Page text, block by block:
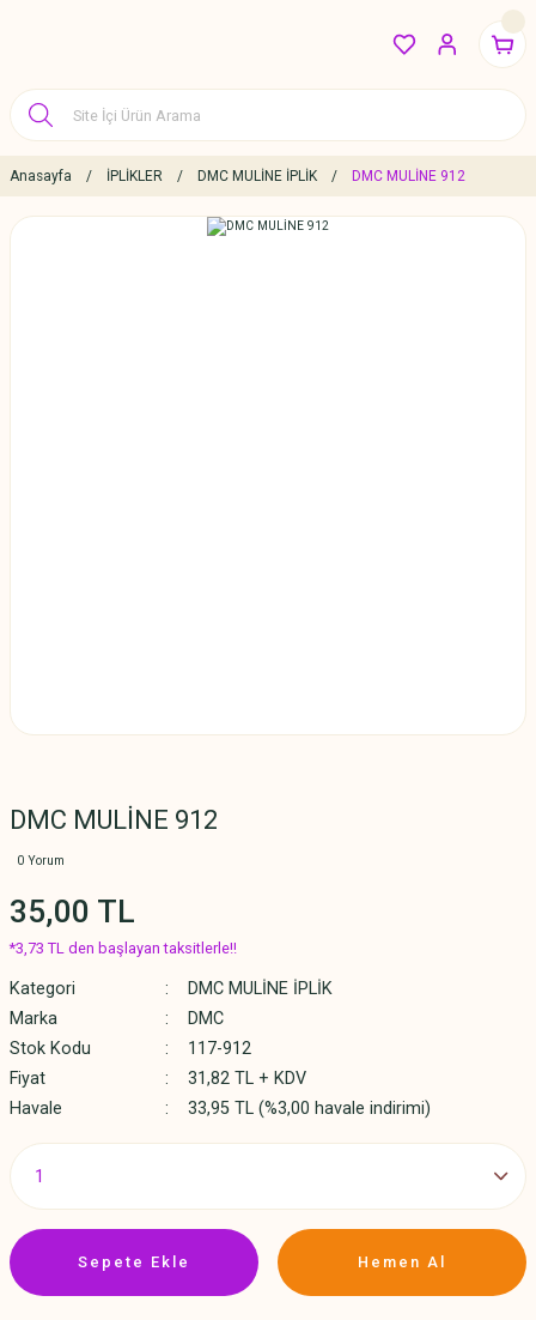
Anasayfa İPLİKLER DMC MULİNE İPLİK DMC MULİNE 912
DMC MULİNE 912
0 Yorum
35,00 TL
*3,73 TL den başlayan taksitlerle!!
Kategori
DMC MULİNE İPLİK
Marka
DMC
Stok Kodu
117-912
Fiyat
31,82 TL + KDV
Havale
33,95 TL (%3,00 havale indirimi)
Sepete Ekle Hemen Al